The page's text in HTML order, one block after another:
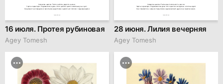
Символы цветка: Тепло, забота, радость жизни.
Черты характера: Родившиеся в день этого цветка ценят семейные узы и уют.
Они умеют наслаждаться простыми радостями и делиться теплом с окружающими.
16 июля. Протея рубиновая
Agey Tomesh
Символы цветка: Тайна, мечтательность, магия.
Черты характера: Родившиеся в день этого цветка загадочны и полны идей.
Они стремятся к новым открытиям и вдохновляют других на приключения.
28 июня. Лилия вечерняя
Agey Tomesh